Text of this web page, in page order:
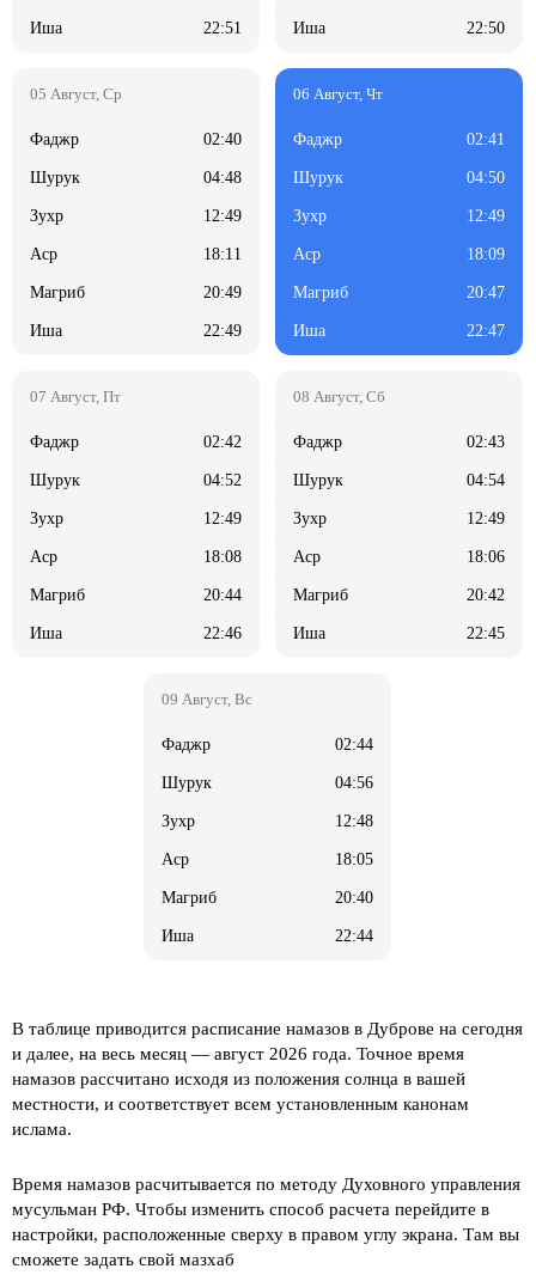
22:51 22:50
02:40
04:48
12:49
18:11
20:49
22:49
02:41
04:50
12:49
18:09
20:47
22:47
02:42
04:52
12:49
18:08
20:44
22:46
02:43
04:54
12:49
18:06
20:42
22:45
02:44
04:56
12:48
18:05
20:40
22:44
В таблице приводится расписание намазов в Дуброве на сегодня
и далее, на весь месяц — август 2026 года. Точное время
намазов рассчитано исходя из положения солнца в вашей
местности, и соответствует всем установленным канонам
ислама.
Время намазов расчитывается по методу Духовного управления
мусульман РФ. Чтобы изменить способ расчета перейдите в
настройки, расположенные сверху в правом углу экрана. Там вы
сможете задать свой мазхаб